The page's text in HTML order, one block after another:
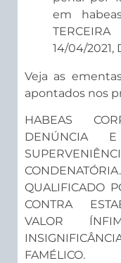
em
14/04/2021,
Veja as
apontados nos
HABEAS
DENÚNCIA E
QUALIFICADO
CONTRA
VALOR
FAMÉLICO.